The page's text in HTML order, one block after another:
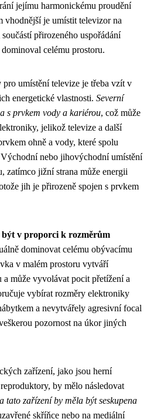
jejímu harmonickému proudění
vhodnější je umístit televizor na
přirozeného uspořádání
celému prostoru.
umístění televize je třeba vzít v
energetické vlastnosti. Severní
s prvkem vody a kariérou, což může
jelikož televize a další
ohně a vody, které spolu
nebo jihovýchodní umístění
zatímco jižní strana může energii
jih je přirozeně spojen s prvkem
být v proporci k rozměrům
dominovat celému obývacímu
v malém prostoru vytváří
a může vyvolávat pocit přetížení a
vybírat rozměry elektroniky
a nevytvářely agresivní focal
pozornost na úkor jiných
zařízení, jako jsou herní
by mělo následovat
tato zařízení by měla být seskupena
skříňce nebo na mediální